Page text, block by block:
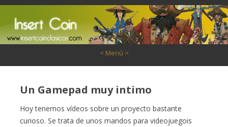
< Menú >
Un Gamepad muy intimo
Hoy tenemos vídeos sobre un proyecto bastante
curioso. Se trata de unos mandos para videojuegois